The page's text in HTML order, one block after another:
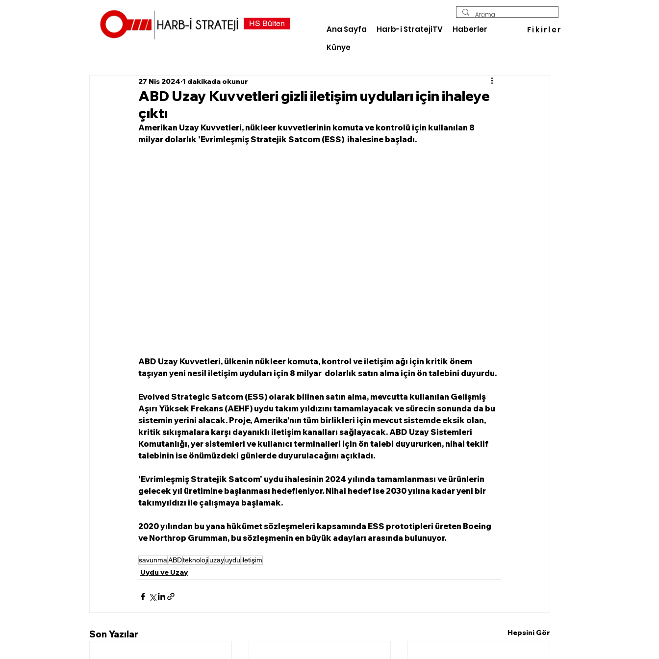
HS Bülten
Ana Sayfa Harb-i StratejiTV
Haberler
Künye
Fikirler
ABD Uzay Kuvvetleri gizli iletişim uyduları için ihaleye
çıktı
27 Nis 2024 1 dakikada okunur
Amerikan Uzay Kuvvetleri, nükleer kuvvetlerinin komuta ve kontrolü için kullanılan 8
milyar dolarlık 'Evrimleşmiş Stratejik Satcom (ESS)  ihalesine başladı.
ABD Uzay Kuvvetleri, ülkenin nükleer komuta, kontrol ve iletişim ağı için kritik önem
taşıyan yeni nesil iletişim uyduları için 8 milyar  dolarlık satın alma için ön talebini duyurdu.
Evolved Strategic Satcom (ESS) olarak bilinen satın alma, mevcutta kullanılan Gelişmiş
Aşırı Yüksek Frekans (AEHF) uydu takım yıldızını tamamlayacak ve sürecin sonunda da bu
sistemin yerini alacak. Proje, Amerika'nın tüm birlikleri için mevcut sistemde eksik olan,
kritik sıkışmalara karşı dayanıklı iletişim kanalları sağlayacak. ABD Uzay Sistemleri
Komutanlığı, yer sistemleri ve kullanıcı terminalleri için ön talebi duyururken, nihai teklif
talebinin ise önümüzdeki günlerde duyurulacağını açıkladı.
'Evrimleşmiş Stratejik Satcom' uydu ihalesinin 2024 yılında tamamlanması ve ürünlerin
gelecek yıl üretimine başlanması hedefleniyor. Nihai hedef ise 2030 yılına kadar yeni bir
takımyıldızı ile çalışmaya başlamak.
2020 yılından bu yana hükümet sözleşmeleri kapsamında ESS prototipleri üreten Boeing
ve Northrop Grumman, bu sözleşmenin en büyük adayları arasında bulunuyor.
savunmaABDteknolojiuzayuydu iletişim
Uydu ve Uzay
Son Yazılar Hepsini Gör